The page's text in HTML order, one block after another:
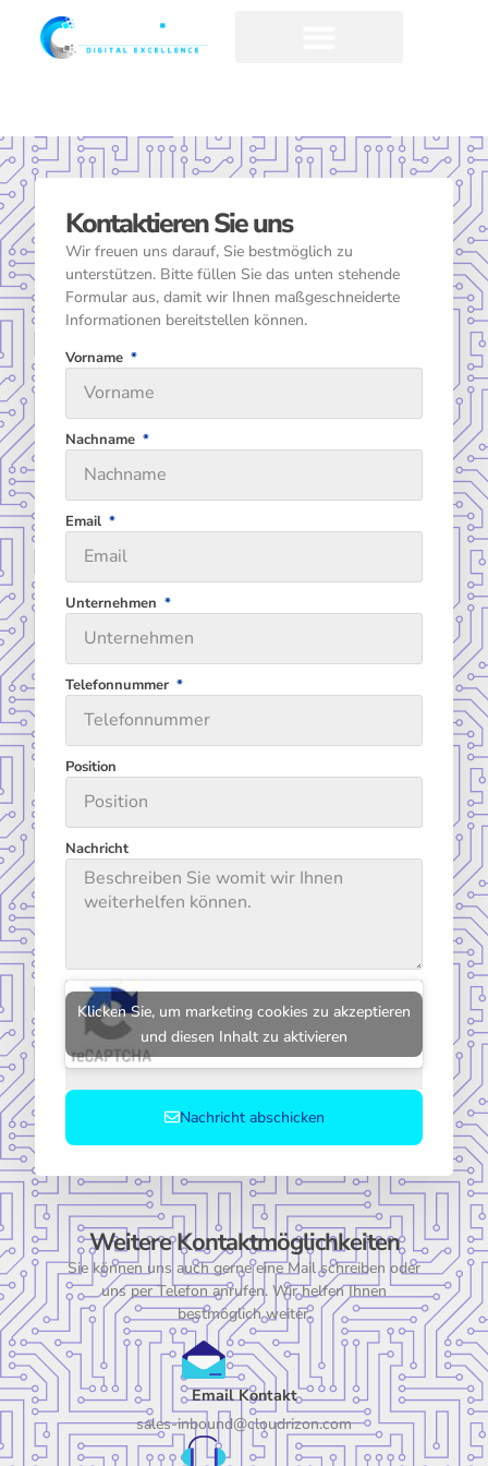
Kontakt
Kontaktieren Sie uns
Wir freuen uns darauf, Sie bestmöglich zu
unterstützen. Bitte füllen Sie das unten stehende
Formular aus, damit wir Ihnen maßgeschneiderte
Informationen bereitstellen können.
Vorname
Nachname
Email
Unternehmen
Telefonnummer
Position
Nachricht
Klicken Sie, um marketing cookies zu akzeptieren
und diesen Inhalt zu aktivieren
Nachricht abschicken
Weitere Kontaktmöglichkeiten
Sie können uns auch gerne eine Mail schreiben oder
uns per Telefon anrufen. Wir helfen Ihnen
bestmöglich weiter.
Email Kontakt
sales-inbound@cloudrizon.com